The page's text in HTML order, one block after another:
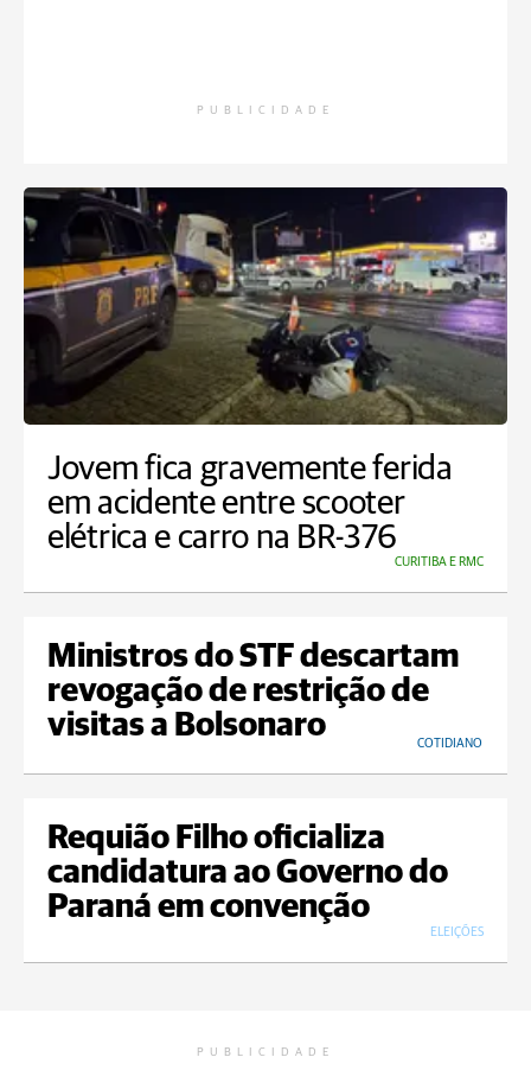
PUBLICIDADE
Jovem fica gravemente ferida
em acidente entre scooter
elétrica e carro na BR-376
CURITIBA E RMC
Ministros do STF descartam
revogação de restrição de
visitas a Bolsonaro
COTIDIANO
Requião Filho oficializa
candidatura ao Governo do
Paraná em convenção
ELEIÇÕES
PUBLICIDADE